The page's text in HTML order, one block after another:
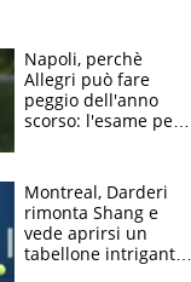
Napoli, perchè
Allegri può fare
peggio dell'anno
scorso: l'esame per
Monopoly
Montreal, Darderi
rimonta Shang e
vede aprirsi un
tabellone intrigante: